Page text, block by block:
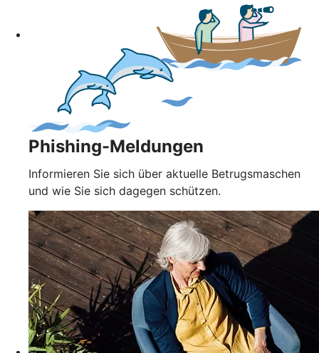
Phishing-Meldungen
Informieren Sie sich über aktuelle Betrugsmaschen
und wie Sie sich dagegen schützen.